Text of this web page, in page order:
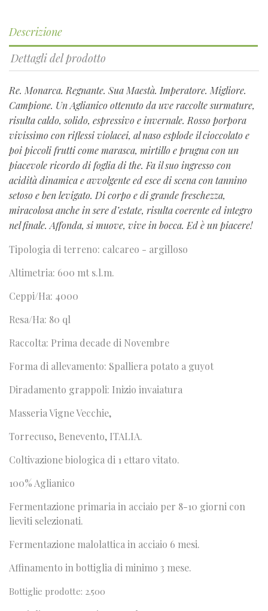
Descrizione
Dettagli del prodotto
Re. Monarca. Regnante. Sua Maestà. Imperatore. Migliore.
Campione. Un Aglianico ottenuto da uve raccolte surmature,
risulta caldo, solido, espressivo e invernale. Rosso porpora
vivissimo con riflessi violacei, al naso esplode il cioccolato e
poi piccoli frutti come marasca, mirtillo e prugna con un
piacevole ricordo di foglia di the. Fa il suo ingresso con
acidità dinamica e avvolgente ed esce di scena con tannino
setoso e ben levigato. Di corpo e di grande freschezza,
miracolosa anche in sere d’estate, risulta coerente ed integro
nel finale. Affonda, si muove, vive in bocca. Ed è un piacere!
Tipologia di terreno: calcareo - argilloso
Altimetria: 600 mt s.l.m.
Ceppi/Ha: 4000
Resa/Ha: 80 ql
Raccolta: Prima decade di Novembre
Forma di allevamento: Spalliera potato a guyot
Diradamento grappoli: Inizio invaiatura
Masseria Vigne Vecchie,
Torrecuso, Benevento, ITALIA.
Coltivazione biologica di 1 ettaro vitato.
100% Aglianico
Fermentazione primaria in acciaio per 8-10 giorni con
lieviti selezionati.
Fermentazione malolattica in acciaio 6 mesi.
Affinamento in bottiglia di minimo 3 mese.
Bottiglie prodotte: 2.500